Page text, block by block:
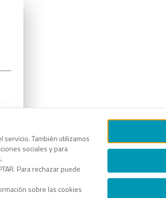
servicio. También utilizamos
sociales y para
Para rechazar puede
sobre las cookies